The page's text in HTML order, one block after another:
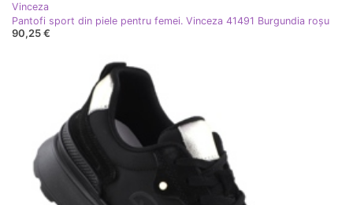
Vinceza
Pantofi sport din piele pentru femei. Vinceza 41491 Burgundia roşu
90,25 €